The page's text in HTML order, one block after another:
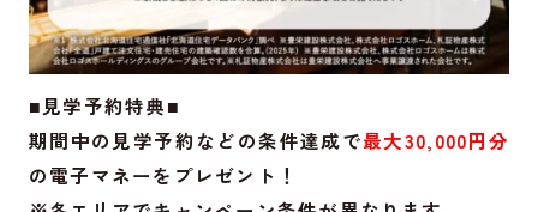
■見学予約特典■
期間中の見学予約などの条件達成で最大30,000円分
の電子マネーをプレゼント！